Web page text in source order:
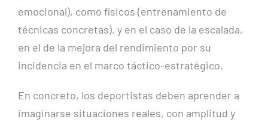
emocional), como físicos (entrenamiento de
técnicas concretas), y en el caso de la escalada,
en el de la mejora del rendimiento por su
incidencia en el marco táctico-estratégico.
En concreto, los deportistas deben aprender a
imaginarse situaciones reales, con amplitud y